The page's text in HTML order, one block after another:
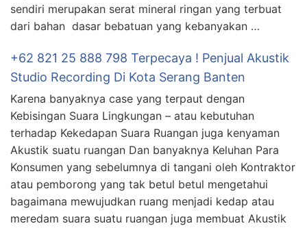
sendiri merupakan serat mineral ringan yang terbuat
dari bahan dasar bebatuan yang kebanyakan …
+62 821 25 888 798 Terpecaya ! Penjual Akustik
Studio Recording Di Kota Serang Banten
Karena banyaknya case yang terpaut dengan
Kebisingan Suara Lingkungan – atau kebutuhan
terhadap Kekedapan Suara Ruangan juga kenyaman
Akustik suatu ruangan Dan banyaknya Keluhan Para
Konsumen yang sebelumnya di tangani oleh Kontraktor
atau pemborong yang tak betul betul mengetahui
bagaimana mewujudkan ruang menjadi kedap atau
meredam suara suatu ruangan juga membuat Akustik